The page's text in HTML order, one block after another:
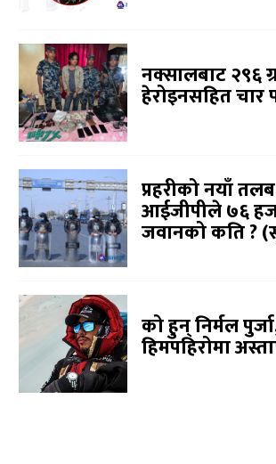
नक्सालबाट २९६
हेरोइनसहित चार
प्रहरीको नयाँ
आईजीपीले ७६
जवानको कति ?
को हुन् निर्मल
हिमपहिरोमा